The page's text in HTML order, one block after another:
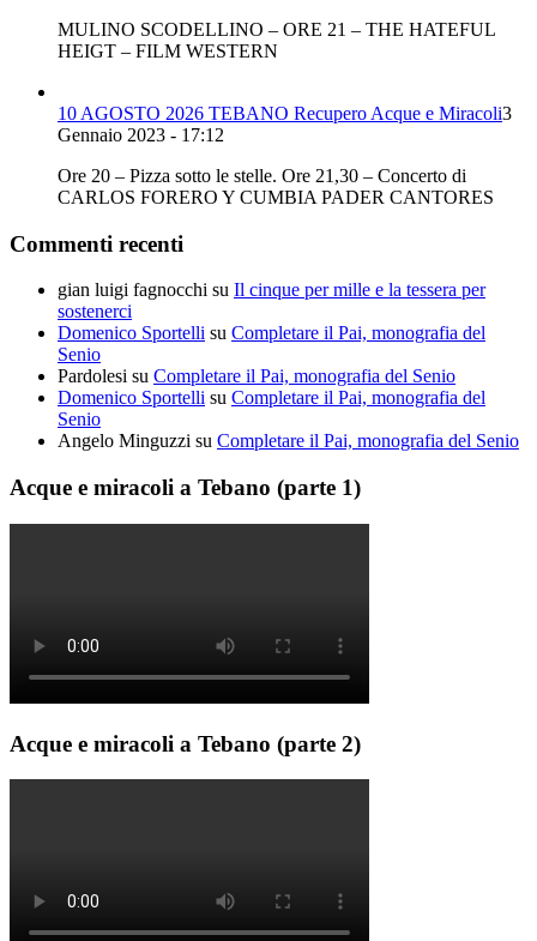
MULINO SCODELLINO – ORE 21 – THE HATEFUL
HEIGT – FILM WESTERN
10 AGOSTO 2026 TEBANO Recupero Acque e Miracoli3
Gennaio 2023 - 17:12
Ore 20 – Pizza sotto le stelle. Ore 21,30 – Concerto di
CARLOS FORERO Y CUMBIA PADER CANTORES
Commenti recenti
gian luigi fagnocchi su Il cinque per mille e la tessera per
sostenerci
Domenico Sportelli su Completare il Pai, monografia del
Senio
Pardolesi su Completare il Pai, monografia del Senio
Domenico Sportelli su Completare il Pai, monografia del
Senio
Angelo Minguzzi su Completare il Pai, monografia del Senio
Acque e miracoli a Tebano (parte 1)
Acque e miracoli a Tebano (parte 2)